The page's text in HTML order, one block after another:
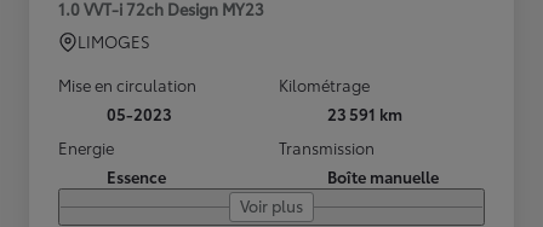
1.0 VVT-i 72ch Design MY23
LIMOGES
Mise en circulation
05-2023
Kilométrage
23 591 km
Energie
Essence
Transmission
Boîte manuelle
Voir plus